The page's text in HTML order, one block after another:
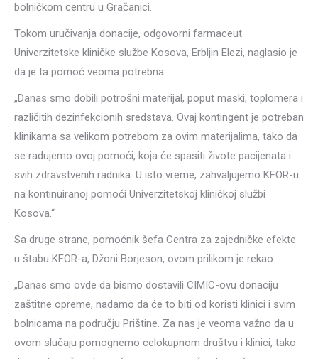
bolničkom centru u Gračanici.
Tokom uručivanja donacije, odgovorni farmaceut
Univerzitetske kliničke službe Kosova, Erbljin Elezi, naglasio je
da je ta pomoć veoma potrebna:
„Danas smo dobili potrošni materijal, poput maski, toplomera i
različitih dezinfekcionih sredstava. Ovaj kontingent je potreban
klinikama sa velikom potrebom za ovim materijalima, tako da
se radujemo ovoj pomoći, koja će spasiti živote pacijenata i
svih zdravstvenih radnika. U isto vreme, zahvaljujemo KFOR-u
na kontinuiranoj pomoći Univerzitetskoj kliničkoj službi
Kosova.“
Sa druge strane, pomoćnik šefa Centra za zajedničke efekte
u štabu KFOR-a, Džoni Borjeson, ovom prilikom je rekao:
„Danas smo ovde da bismo dostavili CIMIC-ovu donaciju
zaštitne opreme, nadamo da će to biti od koristi klinici i svim
bolnicama na području Prištine. Za nas je veoma važno da u
ovom slučaju pomognemo celokupnom društvu i klinici, tako